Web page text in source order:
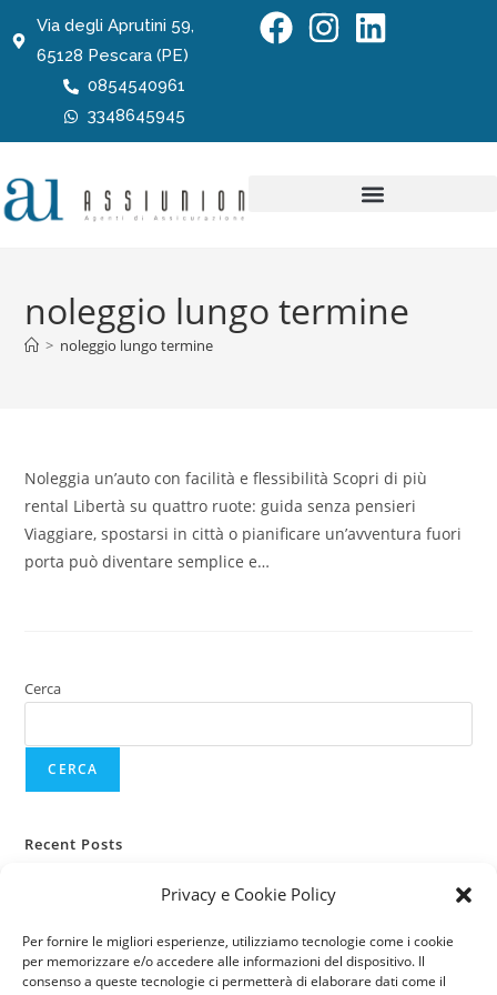
Privacy e Cookie Policy
Per fornire le migliori esperienze, utilizziamo tecnologie come i cookie
per memorizzare e/o accedere alle informazioni del dispositivo. Il
consenso a queste tecnologie ci permetterà di elaborare dati come il
Via degli Aprutini 59,
65128 Pescara (PE)
0854540961
3348645945
noleggio lungo termine
> noleggio lungo termine
Noleggia un’auto con facilità e flessibilità Scopri di più
rental Libertà su quattro ruote: guida senza pensieri
Viaggiare, spostarsi in città o pianificare un’avventura fuori
porta può diventare semplice e…
Cerca
CERCA
Recent Posts
Assicurazione auto, camper e roulotte per viaggi lunghi
Guida pratica alla protezione prima delle ferie estive
Figli e sport all’aperto
Assicurazioni per giovani guidatori: cosa cambia nel 2026?
Noleggio Auto